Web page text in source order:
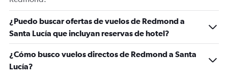
¿Puedo buscar ofertas de vuelos de Redmond a
Santa Lucía que incluyan reservas de hotel?
¿Cómo busco vuelos directos de Redmond a Santa
Lucía?